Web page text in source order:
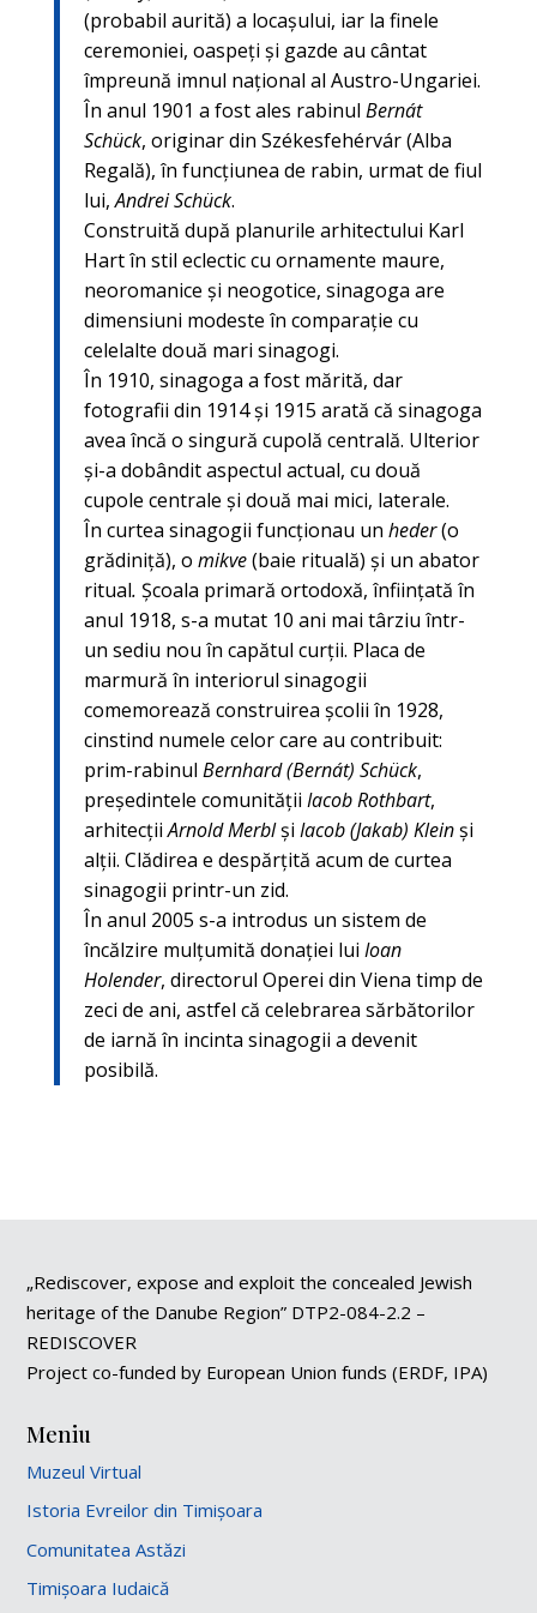
(probabil aurită) a locaşului, iar la finele
ceremoniei, oaspeți şi gazde au cântat
împreună imnul național al Austro-Ungariei.
În anul 1901 a fost ales rabinul Bernát
Schück, originar din Székesfehérvár (Alba
Regală), în funcțiunea de rabin, urmat de fiul
lui,AndreiSchück.
Construită după planurile arhitectului Karl
Hart în stil eclectic cu ornamente maure,
neoromanice şi neogotice, sinagoga are
dimensiuni modeste în comparație cu
celelalte două mari sinagogi.
În 1910, sinagoga a fost mărită, dar
fotografii din 1914 şi 1915 arată că sinagoga
avea încă o singură cupolă centrală. Ulterior
şi-a dobândit aspectul actual, cu două
cupole centrale şi două mai mici, laterale.
În curtea sinagogii funcționau un heder(o
grădiniță), o mikve(baie rituală) şi un abator
ritual. Școala primară ortodoxă, înființată în
anul 1918, s-a mutat 10 ani mai târziu într-
un sediu nou în capătul curții. Placa de
marmură în interiorul sinagogii
comemorează construirea şcolii în 1928,
cinstind numele celor care au contribuit:
prim-rabinul Bernhard(Bernát) Schück,
preşedintele comunității IacobRothbart,
arhitecțiiArnoldMerblşi Iacob (Jakab) Kleinşi
alții. Clădirea e despărțită acum de curtea
sinagogii printr-un zid.
În anul 2005 s-a introdus un sistem de
încălzire mulțumită donației lui Ioan
Holender, directorul Operei din Viena timp de
zeci de ani, astfel că celebrarea sărbătorilor
de iarnă în incinta sinagogii a devenit
posibilă.
„Rediscover, expose and exploit the concealed Jewish
heritage of the Danube Region” DTP2-084-2.2 –
REDISCOVER
Project co-funded by European Union funds (ERDF, IPA)
Meniu
Muzeul Virtual
Istoria Evreilor din Timișoara
Comunitatea Astăzi
Timișoara Iudaică